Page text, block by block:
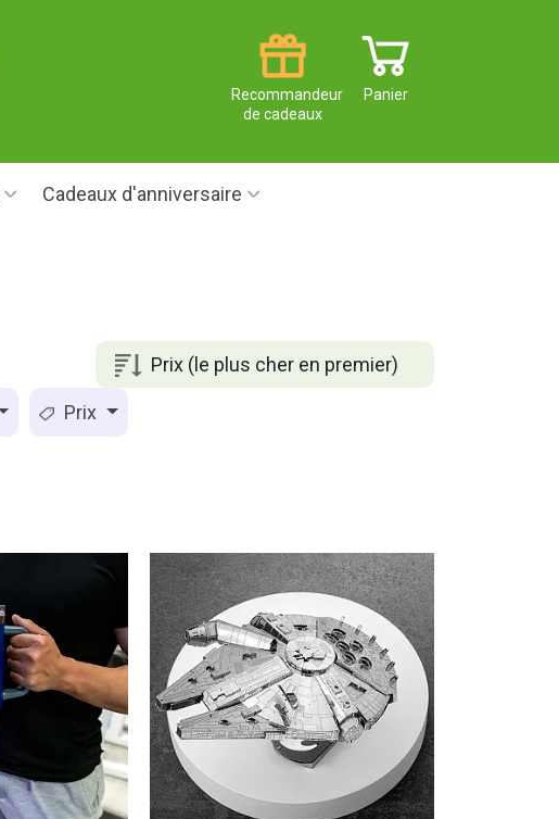
Panier
Recommandeur
de cadeaux
Cadeaux d'anniversaire
Prix (le plus cher en premier)
Prix